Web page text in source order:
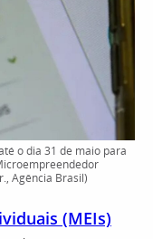
o dia 31 de maio para
Agência Brasil)
(MEIs)